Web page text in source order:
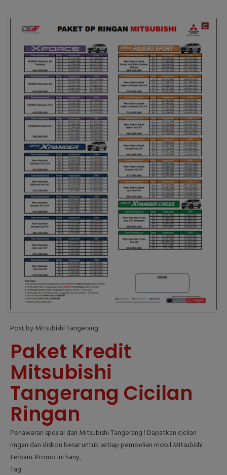
Post by Mitsubishi Tangerang
Paket Kredit
Mitsubishi
Tangerang Cicilan
Ringan
Penawaran spesial dari Mitsubishi Tangerang ! Dapatkan cicilan
ringan dan diskon besar untuk setiap pembelian mobil Mitsubishi
terbaru. Promo ini hany,
Tag